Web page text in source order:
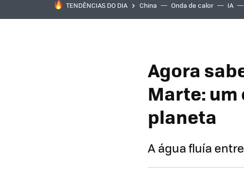
TENDÊNCIAS DO DIA China Onda de calor IA
Agora
Marte:
planeta
A água fluía